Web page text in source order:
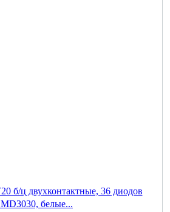
б/ц двухконтактные, 36 диодов
белые...